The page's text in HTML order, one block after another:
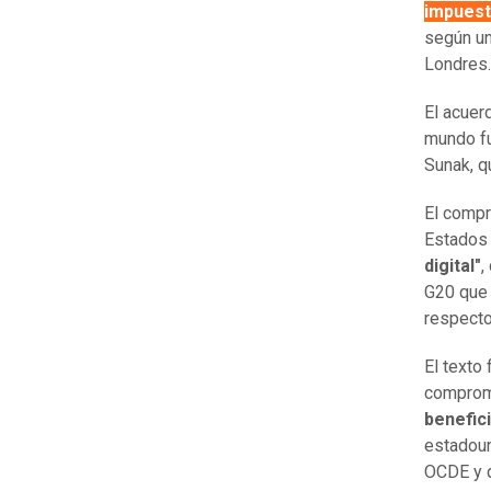
según
Londres.
El
mundo
Sunak,
El
digital",
G20
El texto
OCDE y